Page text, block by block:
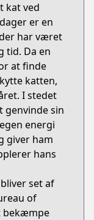
kat ved
er en
har været
tid. Da en
at finde
katten,
I stedet
genvinde sin
energi
giver ham
hans
set af
of
bekæmpe